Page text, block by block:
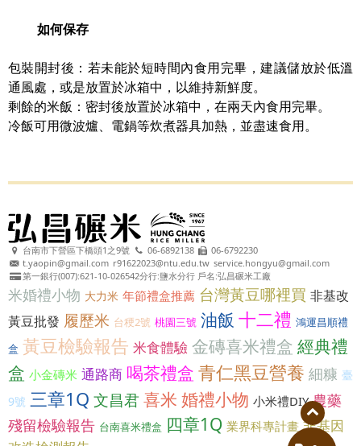
如何保存
包裝開封後：若未能於短時間內食用完畢，建議儲放於低溫
通風處，或是放置於冰箱中，以維持新鮮度。
剩餘的米飯：密封後放置於冰箱中，在兩天內食用完畢。
冷飯可用微波爐、電鍋等炊煮器具加熱，並盡速食用。
台南市下營區下橋頭1之9號 06-6892138
06-6792230
t.yaopin@gmail.com r91622023@ntu.edu.tw service.hongyu@gmail.com
第一銀行(007):621-10-026542分行:鹽水分行 戶名:弘昌碾米工廠
米婚禮小物 大力米 年節禮盒推薦 台灣黃豆哪裡買 非基改
黃豆批發 履歷米 台稉2號 桃園三號 油飯 十二禮 鴻運昌順禮
盒 黃豆檢驗報告 米食體驗 金磚喜米禮盒 經典禮
盒 小金磚米 通路商 喝茶禮盒 青仁黑豆營養 細糠 臺
9號 三章1Q 文昌君喜米 婚禮小物 小米禮DIY 農藥
殘留檢驗報告 台南喜米禮盒 四章1Q 業界科專計畫 非基因